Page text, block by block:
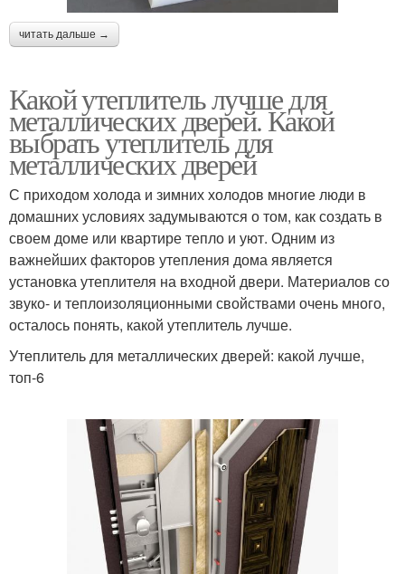
читать дальше →
Какой утеплитель лучше для
металлических дверей. Какой
выбрать утеплитель для
металлических дверей
С приходом холода и зимних холодов многие люди в
домашних условиях задумываются о том, как создать в
своем доме или квартире тепло и уют. Одним из
важнейших факторов утепления дома является
установка утеплителя на входной двери. Материалов со
звуко- и теплоизоляционными свойствами очень много,
осталось понять, какой утеплитель лучше.
Утеплитель для металлических дверей: какой лучше,
топ-6